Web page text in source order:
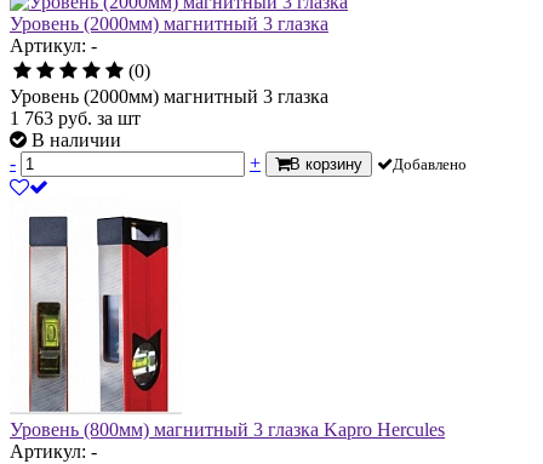
Уровень (2000мм) магнитный 3 глазка
Артикул: -
(0)
Уровень (2000мм) магнитный 3 глазка
1 763 руб. за шт
В наличии
-
+ В корзину Добавлено
Уровень (800мм) магнитный 3 глазка Kapro Hercules
Артикул: -